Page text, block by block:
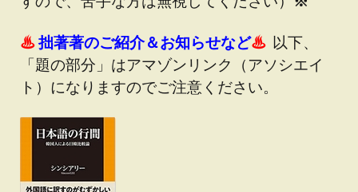
♨拙著著のご紹介＆お知らせなど♨ 以下、
「題の部分」はアマゾンリンク（アソシエイ
ト）になりますのでご注意ください。